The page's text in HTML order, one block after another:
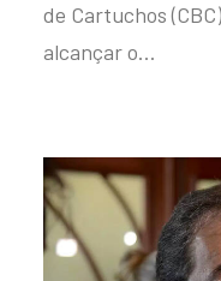
de Cartuchos
alcançar o…